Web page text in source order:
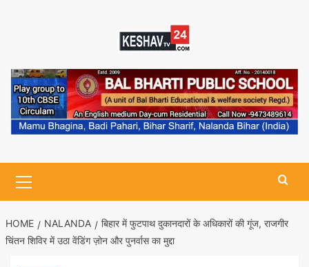
Menu
HOME NALANDA
बिहार में फुटपाथ दुकानदारों के अधिकारों की गूंज, राजगीर
चिंतन शिविर में उठा वेंडिंग ज़ोन और पुनर्वास का मुद्दा